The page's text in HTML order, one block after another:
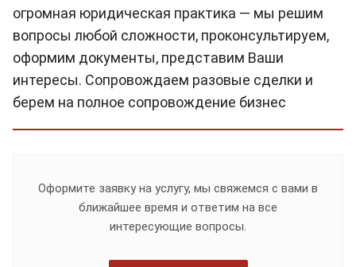
огромная юридическая практика — мы решим
вопросы любой сложности, проконсультируем,
оформим документы, представим Ваши
интересы. Сопровождаем разовые сделки и
берем на полное сопровождение бизнес
Оформите заявку на услугу, мы свяжемся с вами в
ближайшее время и ответим на все
интересующие вопросы.